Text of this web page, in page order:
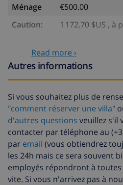
Ménage
€500.00
Caution:
1 172,70 $US , à
Services optionnels
l'arrivée
Siège enfant
2,35 $US
l'arrivée
Arrivée tardive
58,64
Fonds
d'annulation:
4.80%
Read more ›
Autres informations
Si vous souhaitez plus de
"comment réserver une villa"
d'autres questions veuillez s'il
contacter par téléphone au
par email (vous obtiendrez
les 24h mais ce sera souvent
employés répondront à
vite. Si vous n'arrivez pas à